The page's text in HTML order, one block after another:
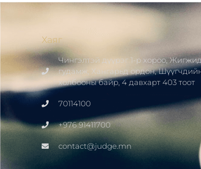
Хаяг
Чингэлтэй дүүрэг 1-р хороо,
гудамж, Хангарьд ордон,
холбооны байр, 4 давхарт 403 тоот
70114100
+976 91411700
contact@judge.mn